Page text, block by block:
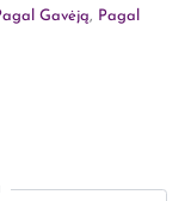
Gavėją, Pagal